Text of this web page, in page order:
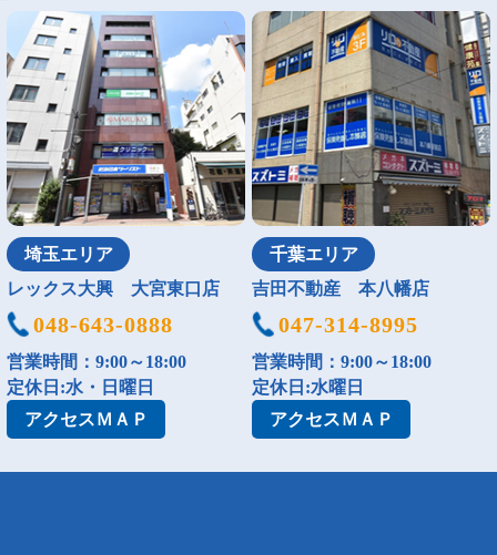
埼玉エリア
レックス大興 大宮東口店
048-643-0888
営業時間：9:00～18:00
定休日:水・日曜日
アクセスＭＡＰ
千葉エリア
吉田不動産 本八幡店
047-314-8995
営業時間：9:00～18:00
定休日:水曜日
アクセスＭＡＰ